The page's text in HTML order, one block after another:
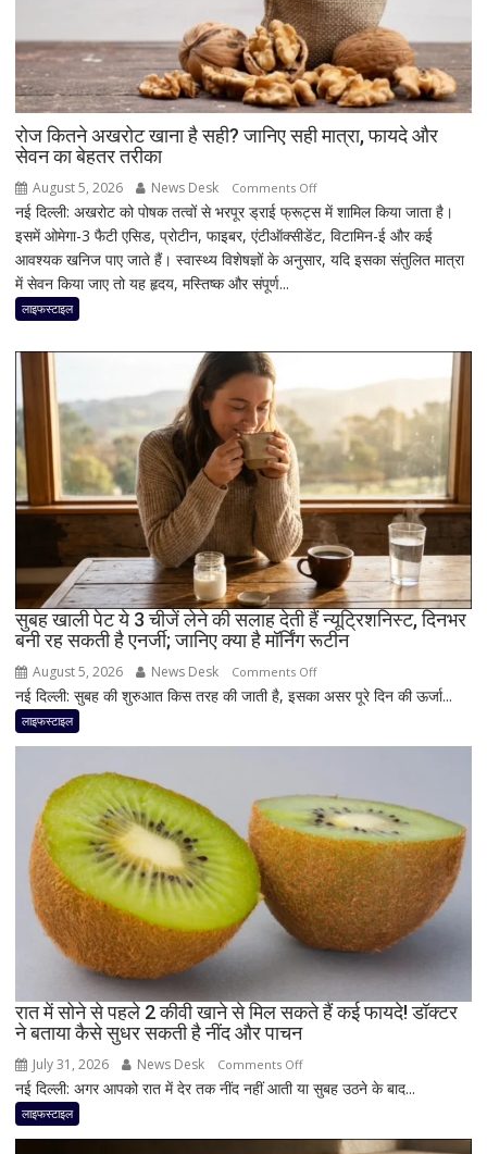
तेजी;
जानिए
बढ़ोतरी
की
वजह
और
रोज कितने अखरोट खाना है सही? जानिए सही मात्रा, फायदे और
सेवन का बेहतर तरीका
August 5, 2026 News Desk Comments Offon
रोज
कितने
अखरोट
जानिए
फायदे
और
सेवन
का
बेहतर
तरीका
नई दिल्ली: अखरोट को पोषक तत्वों से भरपूर ड्राई फ्रूट्स में शामिल किया जाता है।
इसमें ओमेगा-3 फैटी एसिड, प्रोटीन, फाइबर, एंटीऑक्सीडेंट, विटामिन-ई और कई
आवश्यक खनिज पाए जाते हैं। स्वास्थ्य विशेषज्ञों के अनुसार, यदि इसका संतुलित मात्रा
में सेवन किया जाए तो यह हृदय, मस्तिष्क और संपूर्ण...
लाइफस्टाइल
सुबह खाली पेट ये 3 चीजें लेने की सलाह देती हैं न्यूट्रिशनिस्ट, दिनभर
बनी रह सकती है एनर्जी; जानिए क्या है मॉर्निंग रूटीन
August 5, 2026 News Desk Comments Offon
सुबह
पेट
3
चीजें
लेने
की
सलाह
देती
न्यूट्रिशनिस्ट,
दिनभर
बनी
एनर्जी;
क्या
नई दिल्ली: सुबह की शुरुआत किस तरह की जाती है, इसका असर पूरे दिन की ऊर्जा...
लाइफस्टाइल
रात में सोने से पहले 2 कीवी खाने से मिल सकते हैं कई फायदे! डॉक्टर
ने बताया कैसे सुधर सकती है नींद और पाचन
July 31, 2026 News Desk Comments Offon
रात
नई दिल्ली: अगर आपको रात में देर तक नींद नहीं आती या सुबह उठने के बाद...
लाइफस्टाइल